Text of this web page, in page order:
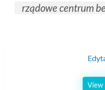
rządowe centrum
View